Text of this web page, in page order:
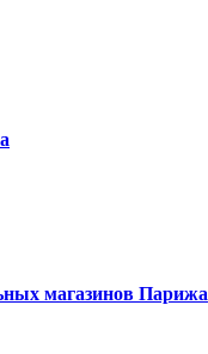
магазинов Парижа